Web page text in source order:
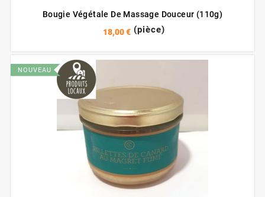
Bougie Végétale De Massage Douceur (110g)
18,00 € (pièce)
NOUVEAU